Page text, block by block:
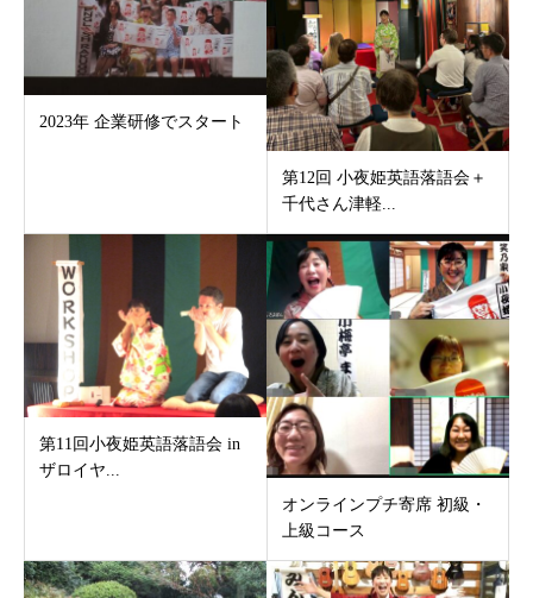
2023年 企業研修でスタート
第12回 小夜姫英語落語会＋
千代さん津軽...
第11回小夜姫英語落語会 in
ザロイヤ...
オンラインプチ寄席 初級・
上級コース